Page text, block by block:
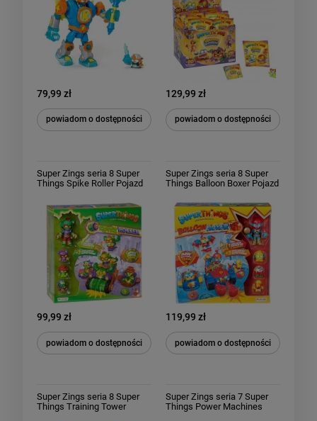
79,99 zł
powiadom o dostępności
129,99 zł
powiadom o dostępności
Super Zings seria 8 Super
Things Spike Roller Pojazd
99,99 zł
powiadom o dostępności
Super Zings seria 8 Super
Things Balloon Boxer Pojazd
119,99 zł
powiadom o dostępności
Super Zings seria 8 Super
Things Training Tower
Super Zings seria 7 Super
Things Power Machines